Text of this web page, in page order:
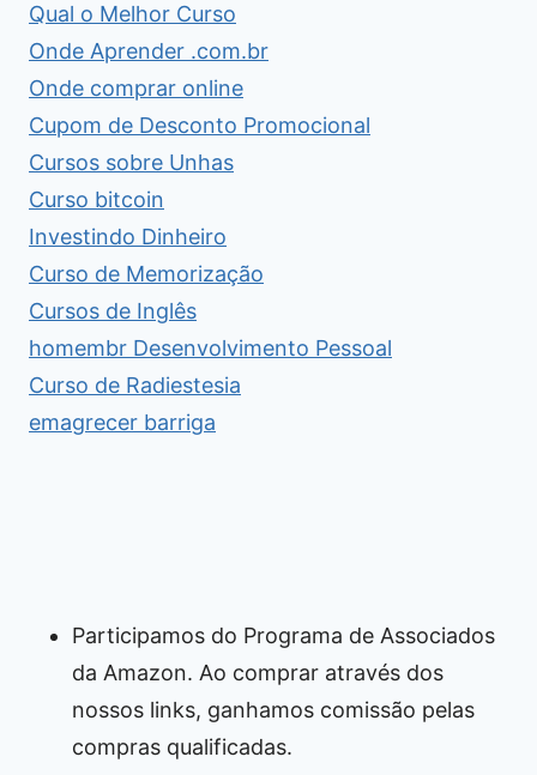
Qual o Melhor Curso
Onde Aprender .com.br
Onde comprar online
Cupom de Desconto Promocional
Cursos sobre Unhas
Curso bitcoin
Investindo Dinheiro
Curso de Memorização
Cursos de Inglês
homembr Desenvolvimento Pessoal
Curso de Radiestesia
emagrecer barriga
Participamos do Programa de Associados
da Amazon. Ao comprar através dos
nossos links, ganhamos comissão pelas
compras qualificadas.